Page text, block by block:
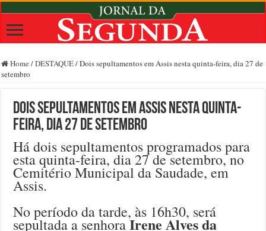
Home /DESTAQUE/Dois sepultamentos em Assis nesta quinta-feira, dia 27 de
setembro
Dois sepultamentos em Assis nesta quinta-
feira, dia 27 de setembro
Há dois sepultamentos programados para
esta quinta-feira, dia 27 de setembro, no
Cemitério Municipal da Saudade, em
Assis.
No período da tarde, às 16h30, será
sepultada a senhoraIrene Alves da